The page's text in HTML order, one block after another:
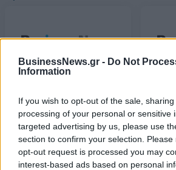
BusinessNews.gr - Do Not
Information
If you wish to opt-out of the sale,
processing of your personal or sensitive
targeted advertising by us, please use
section to confirm your selection.
opt-out request is processed you may
interest-based ads based on personal
ευρώ
09/12/2020 - 16:57
της
09/12/